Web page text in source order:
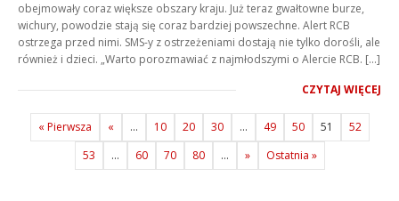
obejmowały coraz większe obszary kraju. Już teraz gwałtowne burze,
wichury, powodzie stają się coraz bardziej powszechne. Alert RCB
ostrzega przed nimi. SMS-y z ostrzeżeniami dostają nie tylko dorośli, ale
również i dzieci. „Warto porozmawiać z najmłodszymi o Alercie RCB. […]
CZYTAJ WIĘCEJ
« Pierwsza « ... 10 20 30 ... 49 50 51
52
53
... 60 70 80 ... » Ostatnia »